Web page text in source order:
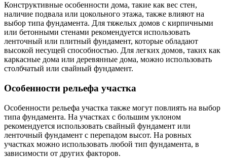
Конструктивные особенности дома, такие как вес стен,
наличие подвала или цокольного этажа, также влияют на
выбор типа фундамента. Для тяжелых домов с кирпичными
или бетонными стенами рекомендуется использовать
ленточный или плитный фундамент, которые обладают
высокой несущей способностью. Для легких домов, таких как
каркасные дома или деревянные дома, можно использовать
столбчатый или свайный фундамент.
Особенности рельефа участка
Особенности рельефа участка также могут повлиять на выбор
типа фундамента. На участках с большим уклоном
рекомендуется использовать свайный фундамент или
ленточный фундамент с перепадом высот. На ровных
участках можно использовать любой тип фундамента, в
зависимости от других факторов.